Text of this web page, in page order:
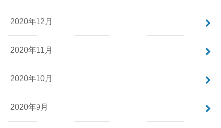
2020年12月
2020年11月
2020年10月
2020年9月